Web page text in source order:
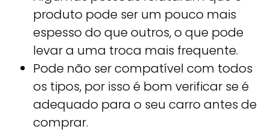
produto pode ser um pouco mais
espesso do que outros, o que pode
levar a uma troca mais frequente.
Pode não ser compatível com todos
os tipos, por isso é bom verificar se é
adequado para o seu carro antes de
comprar.